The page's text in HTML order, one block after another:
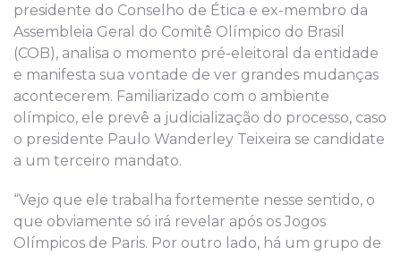
presidente do Conselho de Ética e ex-membro da
Assembleia Geral do Comitê Olímpico do Brasil
(COB), analisa o momento pré-eleitoral da entidade
e manifesta sua vontade de ver grandes mudanças
acontecerem. Familiarizado com o ambiente
olímpico, ele prevê a judicialização do processo, caso
o presidente Paulo Wanderley Teixeira se candidate
a um terceiro mandato.
“Vejo que ele trabalha fortemente nesse sentido, o
que obviamente só irá revelar após os Jogos
Olímpicos de Paris. Por outro lado, há um grupo de